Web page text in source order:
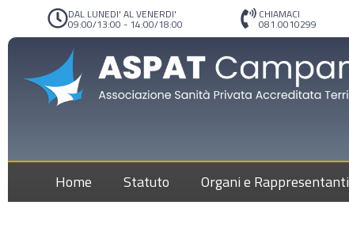
DAL LUNEDI' AL VENERDI'
09:00/13:00 - 14:00/18:00
CHIAMACI
081.0010299
Home Statuto Organi e Rappresentanti